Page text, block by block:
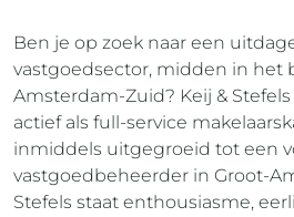
Ben je op zoek naar een
vastgoedsector, midden in het
Amsterdam-Zuid? Keij &
actief als full-service
inmiddels uitgegroeid tot een
vastgoedbeheerder in Groot-
Stefels staat enthousiasme,